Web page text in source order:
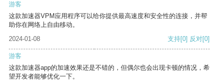
游客
这款加速器VPM应用程序可以给你提供最高速度和安全性的连接，并帮
助你在网络上自由移动。
2024-01-08
支持[0] 反对[0]
游客
这款加速器app的加速效果还是不错的，但偶尔也会出现卡顿的情况，希
望开发者能够优化一下。